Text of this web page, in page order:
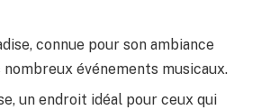
connue pour son ambiance
événements musicaux.
un endroit idéal pour ceux qui